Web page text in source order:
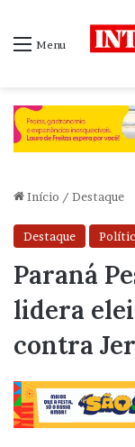
Menu
Início / Destaque
Destaque
Paraná
lidera
contra